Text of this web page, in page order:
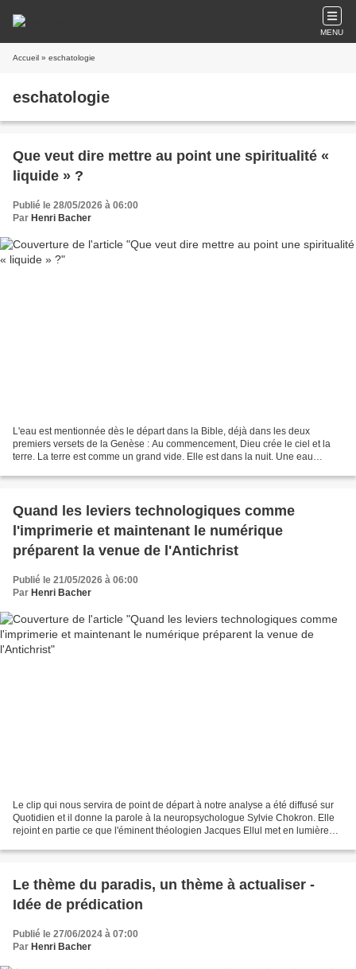
MENU
Accueil » eschatologie
eschatologie
Que veut dire mettre au point une spiritualité «
liquide » ?
Publié le 28/05/2026 à 06:00
Par Henri Bacher
L'eau est mentionnée dès le départ dans la Bible, déjà dans les deux
premiers versets de la Genèse : Au commencement, Dieu crée le ciel et la
terre. La terre est comme un grand vide. Elle est dans la nuit. Une eau
Quand les leviers technologiques comme
l'imprimerie et maintenant le numérique
préparent la venue de l'Antichrist
Publié le 21/05/2026 à 06:00
Par Henri Bacher
Le clip qui nous servira de point de départ à notre analyse a été diffusé sur
Quotidien et il donne la parole à la neuropsychologue Sylvie Chokron. Elle
rejoint en partie ce que l'éminent théologien Jacques Ellul met en lumière
Le thème du paradis, un thème à actualiser -
Idée de prédication
Publié le 27/06/2024 à 07:00
Par Henri Bacher